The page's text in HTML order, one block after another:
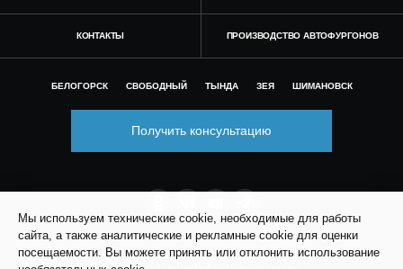
КОНТАКТЫ ПРОИЗВОДСТВО АВТОФУРГОНОВ
БЕЛОГОРСК СВОБОДНЫЙ ТЫНДА ЗЕЯ ШИМАНОВСК
Получить консультацию
© Все права защищены. Информация сайта
Мы используем технические cookie, необходимые для работы
сайта, а также аналитические и рекламные cookie для оценки
посещаемости. Вы можете принять или отклонить использование